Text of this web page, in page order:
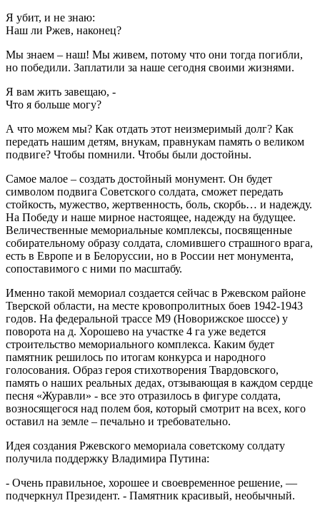
Я убит, и не знаю:
Наш ли Ржев, наконец?
Мы знаем – наш! Мы живем, потому что они тогда погибли,
но победили. Заплатили за наше сегодня своими жизнями.
Я вам жить завещаю, -
Что я больше могу?
А что можем мы? Как отдать этот неизмеримый долг? Как
передать нашим детям, внукам, правнукам память о великом
подвиге? Чтобы помнили. Чтобы были достойны.
Самое малое – создать достойный монумент. Он будет
символом подвига Советского солдата, сможет передать
стойкость, мужество, жертвенность, боль, скорбь… и надежду.
На Победу и наше мирное настоящее, надежду на будущее.
Величественные мемориальные комплексы, посвященные
собирательному образу солдата, сломившего страшного врага,
есть в Европе и в Белоруссии, но в России нет монумента,
сопоставимого с ними по масштабу.
Именно такой мемориал создается сейчас в Ржевском районе
Тверской области, на месте кровопролитных боев 1942-1943
годов. На федеральной трассе М9 (Новорижское шоссе) у
поворота на д. Хорошево на участке 4 га уже ведется
строительство мемориального комплекса. Каким будет
памятник решилось по итогам конкурса и народного
голосования. Образ героя стихотворения Твардовского,
память о наших реальных дедах, отзывающая в каждом сердце
песня «Журавли» - все это отразилось в фигуре солдата,
возносящегося над полем боя, который смотрит на всех, кого
оставил на земле – печально и требовательно.
Идея создания Ржевского мемориала советскому солдату
получила поддержку Владимира Путина:
- Очень правильное, хорошее и своевременное решение, —
подчеркнул Президент. - Памятник красивый, необычный.